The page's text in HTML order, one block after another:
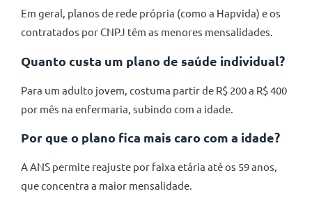
Em geral, planos de rede própria (como a Hapvida) e os
contratados por CNPJ têm as menores mensalidades.
Quanto custa um plano de saúde individual?
Para um adulto jovem, costuma partir de R$ 200 a R$ 400
por mês na enfermaria, subindo com a idade.
Por que o plano fica mais caro com a idade?
A ANS permite reajuste por faixa etária até os 59 anos,
que concentra a maior mensalidade.